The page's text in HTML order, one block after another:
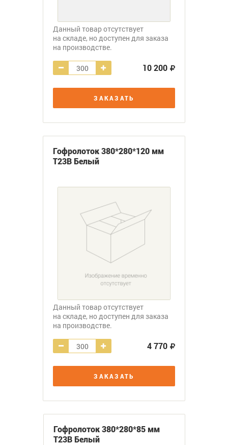
Данный товар отсутствует
на складе, но доступен для заказа
на производстве.
10 200
ЗАКАЗАТЬ
Гофролоток 380*280*120 мм
Т23В Белый
Данный товар отсутствует
на складе, но доступен для заказа
на производстве.
4 770
ЗАКАЗАТЬ
Гофролоток 380*280*85 мм
Т23В Белый